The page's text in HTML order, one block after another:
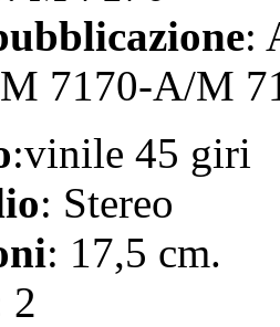
:
7170-A/M
:vinile 45 giri
: Stereo
: 17,5 cm.
2